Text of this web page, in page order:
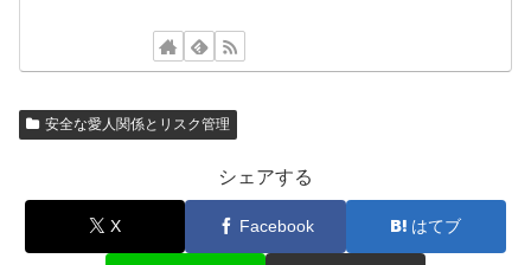
安全な愛人関係とリスク管理
シェアする
X Facebook はてブ